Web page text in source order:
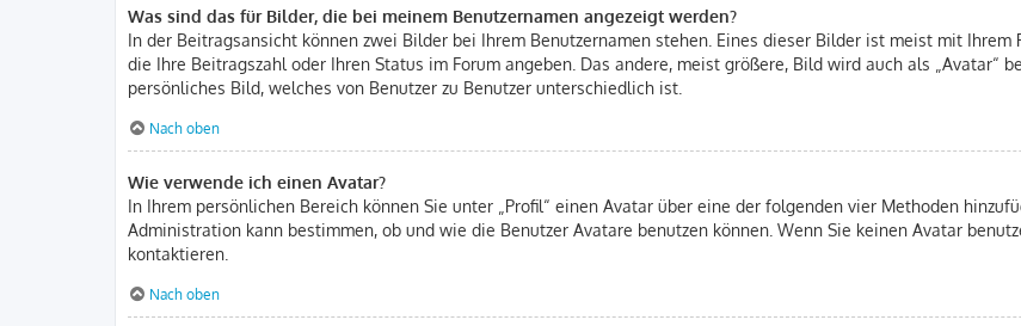
Was sind das für Bilder, die bei meinem Benutzernamen angezeigt werden?
In der Beitragsansicht können zwei Bilder bei Ihrem Benutzernamen stehen. Eines dieser Bilder ist meist mit Ihrem
die Ihre Beitragszahl oder Ihren Status im Forum angeben. Das andere, meist größere, Bild wird auch als „Avatar“
persönliches Bild, welches von Benutzer zu Benutzer unterschiedlich ist.
Nach oben
Wie verwende ich einen Avatar?
In Ihrem persönlichen Bereich können Sie unter „Profil“ einen Avatar über eine der folgenden vier Methoden
Administration kann bestimmen, ob und wie die Benutzer Avatare benutzen können. Wenn Sie keinen Avatar
kontaktieren.
Nach oben